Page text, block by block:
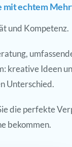
mit echtem
und Kompetenz.
kreative Ideen
Unterschied.
die perfekte
bekommen.